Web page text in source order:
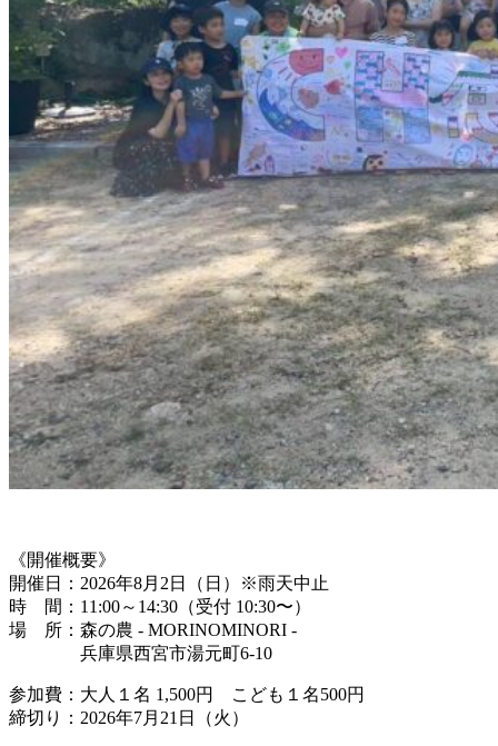
《開催概要》
開催日：2026年8月2日（日）※雨天中止
時 間：11:00～14:30（受付 10:30〜）
場 所：森の農 - MORINOMINORI -
兵庫県西宮市湯元町6-10
参加費：大人１名 1,500円 こども１名500円
締切り：2026年7月21日（火）